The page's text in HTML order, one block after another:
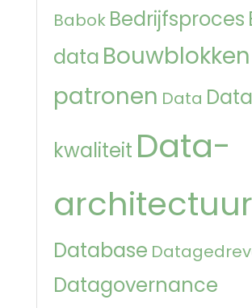
Babok Bedrijfsproces
data
patronen Data Data
kwaliteit Data-
architectuur
Database
Datagovernance